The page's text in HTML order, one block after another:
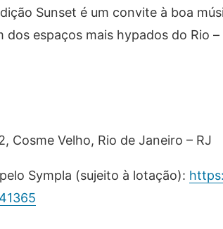
Sunset é um convite à boa
espaços mais hypados do Rio
Cosme Velho, Rio de Janeiro – RJ
Sympla (sujeito à lotação):